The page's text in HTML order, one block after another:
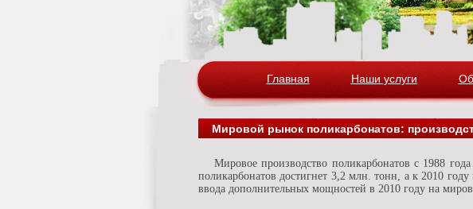
Главная Наши услуги
Мировой рынок поликарбонатов:
Мировое производство поликарбонатов с 1988 года по 2005 год выросло в 5 раз и составило 3 млн.тонн. В этом году производство
поликарбонатов достигнет 3,2 млн. тонн, а к 2010
ввода дополнительных мощностей в 2010 году на